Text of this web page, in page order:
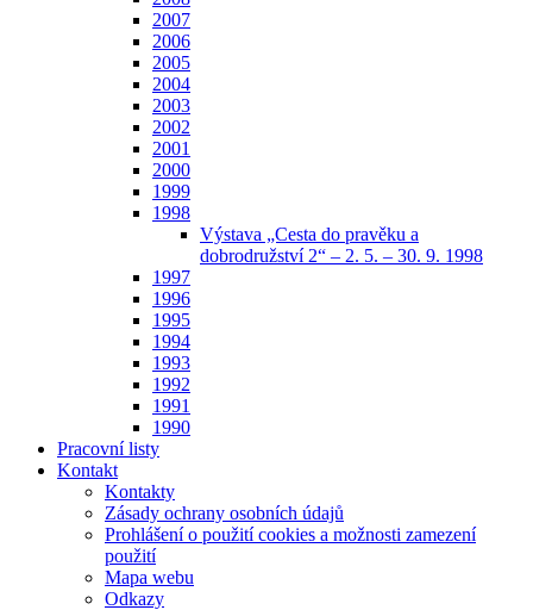
2007
2006
2005
2004
2003
2002
2001
2000
1999
1998
Výstava „Cesta do pravěku a
dobrodružství 2“ – 2. 5. – 30. 9. 1998
1997
1996
1995
1994
1993
1992
1991
1990
Pracovní listy
Kontakt
Kontakty
Zásady ochrany osobních údajů
Prohlášení o použití cookies a možnosti zamezení
použití
Mapa webu
Odkazy